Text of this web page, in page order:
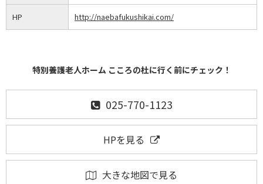
HP http://naebafukushikai.com/
特別養護老人ホーム こころの杜に行く前にチェック！
025-770-1123
HPを見る
大きな地図で見る